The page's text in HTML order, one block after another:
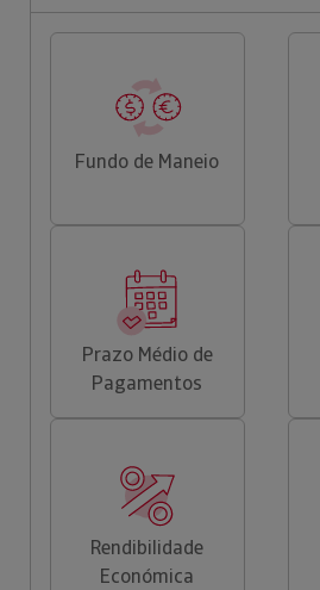
Fundo de Maneio
Prazo Médio de
Pagamentos
Rendibilidade
Económica